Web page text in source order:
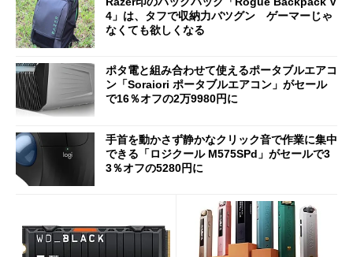
4」は、タフで収納力バツグン ゲーマーじゃ
なくても欲しくなる
ポタ電と組み合わせて使えるポータブルエアコ
ン「Soraiori ポータブルエアコン」がセール
で16％オフの2万9980円に
手首を動かさず静かなクリック音で作業に集中
できる「ロジクール M575SPd」がセールで3
3％オフの5280円に